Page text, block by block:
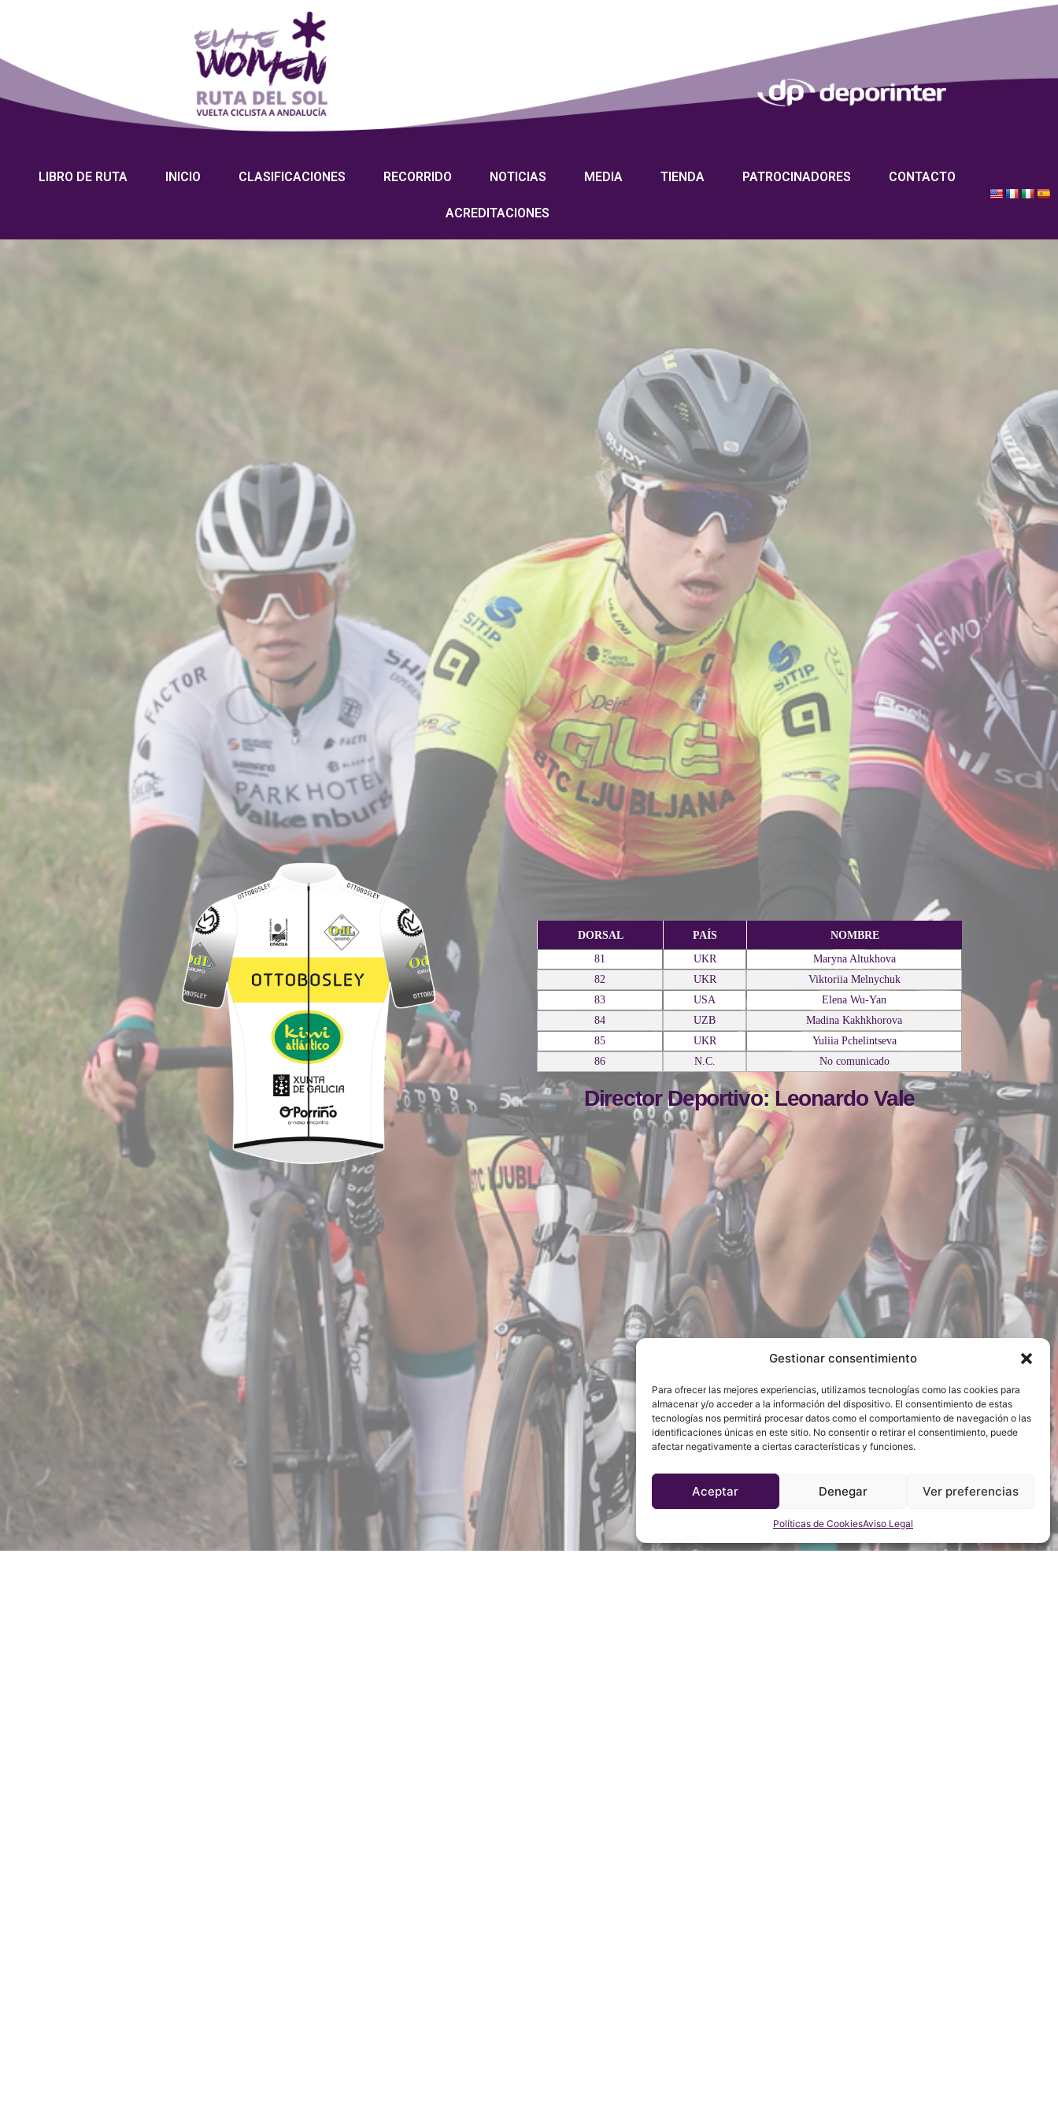
Gestionar consentimiento
Para ofrecer las mejores experiencias, utilizamos tecnologías como las cookies para
almacenar y/o acceder a la información del dispositivo. El consentimiento de estas
tecnologías nos permitirá procesar datos como el comportamiento de navegación o las
identificaciones únicas en este sitio. No consentir o retirar el consentimiento, puede
afectar negativamente a ciertas características y funciones.
Aceptar Denegar Ver preferencias
Políticas de CookiesAviso Legal
LIBRO DE RUTA INICIO CLASIFICACIONES RECORRIDO NOTICIAS MEDIA TIENDA PATROCINADORES CONTACTO
ACREDITACIONES
DORSAL PAÍS
NOMBRE
81
UKR
Maryna Altukhova
82
UKR
Viktoriia Melnychuk
83
USA
Elena Wu-Yan
84
UZB
Madina Kakhkhorova
85
UKR
Yuliia Pchelintseva
86
N.C. No comunicado
Director Deportivo: Leonardo Vale